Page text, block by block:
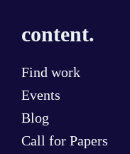
content.
Find work
Events
Blog
Call for Papers